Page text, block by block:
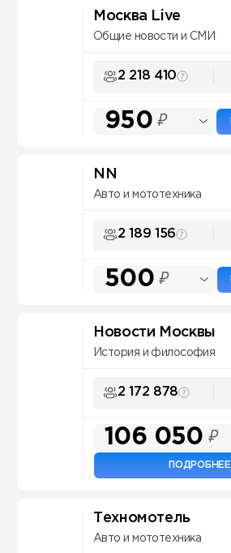
Москва Live
Общие новости и СМИ
2 218 410
950 ₽
NN
Авто и мототехника
2 189 156
500 ₽
Новости Москвы
История и философия
2 172 878
106 050 ₽
ПОДРОБНЕЕ
Техномотель
Авто и мототехника